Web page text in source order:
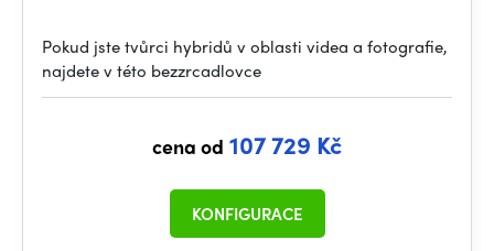
Pokud jste tvůrci hybridů v oblasti videa a fotografie,
najdete v této bezzrcadlovce
cena od 107 729 Kč
KONFIGURACE